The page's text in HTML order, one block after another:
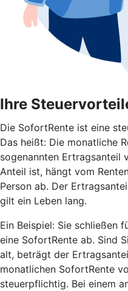
Ihre
Die SofortRente ist eine
Das heißt: Die monatliche
sogenannten Ertragsanteil
Anteil ist, hängt vom
Person ab. Der
gilt ein Leben lang.
Ein Beispiel: Sie schließen
eine SofortRente ab. Sind
alt, beträgt der
monatlichen SofortRente
steuerpflichtig. Bei einem